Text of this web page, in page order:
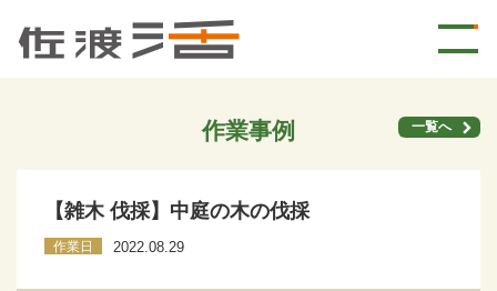
作業事例 一覧へ
【雑木 伐採】中庭の木の伐採
作業日 2022.08.29